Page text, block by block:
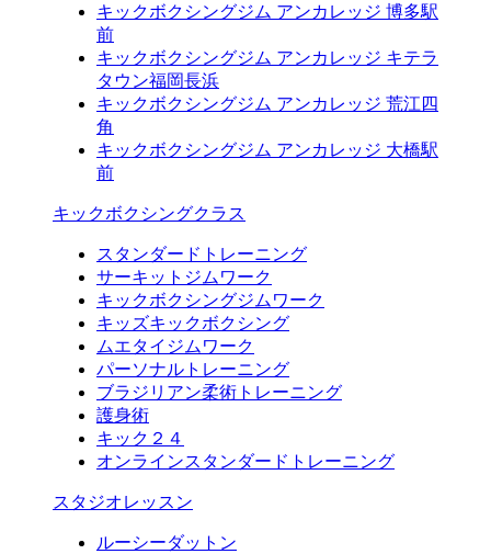
キックボクシングジム アンカレッジ 博多駅
前
キックボクシングジム アンカレッジ キテラ
タウン福岡長浜
キックボクシングジム アンカレッジ 荒江四
角
キックボクシングジム アンカレッジ 大橋駅
前
キックボクシングクラス
スタンダードトレーニング
サーキットジムワーク
キックボクシングジムワーク
キッズキックボクシング
ムエタイジムワーク
パーソナルトレーニング
ブラジリアン柔術トレーニング
護身術
キック２４
オンラインスタンダードトレーニング
スタジオレッスン
ルーシーダットン